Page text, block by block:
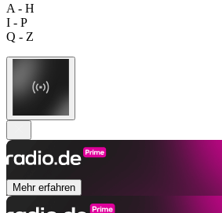
A - H
I - P
Q - Z
Mehr erfahren